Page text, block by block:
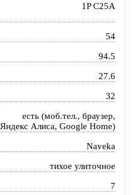
1P C25A
54
94.5
27.6
32
есть (моб.тел., браузер,
Яндекс Алиса, Google Home)
Naveka
тихое улиточное
7